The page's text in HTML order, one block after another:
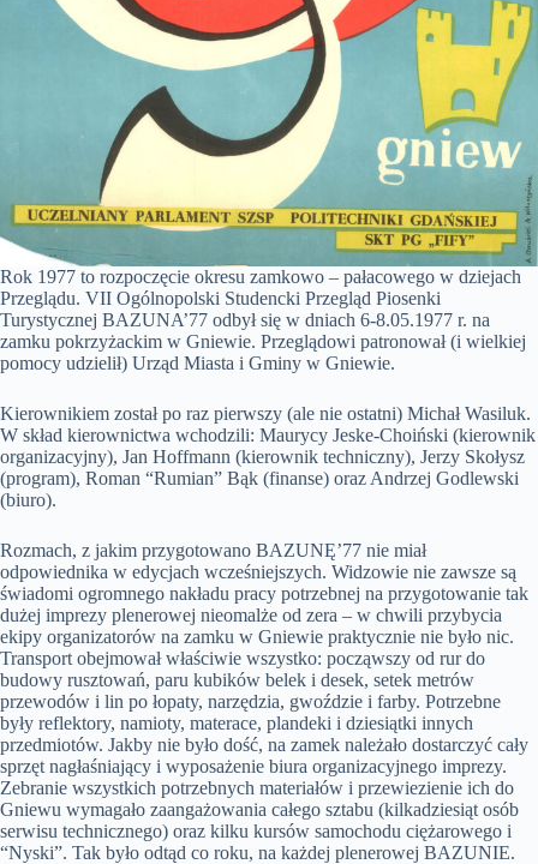
Rok 1977 to rozpoczęcie okresu zamkowo – pałacowego w dziejach
Przeglądu. VII Ogólnopolski Studencki Przegląd Piosenki
Turystycznej BAZUNA’77 odbył się w dniach 6-8.05.1977 r. na
zamku pokrzyżackim w Gniewie. Przeglądowi patronował (i wielkiej
pomocy udzielił) Urząd Miasta i Gminy w Gniewie.
Kierownikiem został po raz pierwszy (ale nie ostatni) Michał Wasiluk.
W skład kierownictwa wchodzili: Maurycy Jeske-Choiński (kierownik
organizacyjny), Jan Hoffmann (kierownik techniczny), Jerzy Skołysz
(program), Roman “Rumian” Bąk (finanse) oraz Andrzej Godlewski
(biuro).
Rozmach, z jakim przygotowano BAZUNĘ’77 nie miał
odpowiednika w edycjach wcześniejszych. Widzowie nie zawsze są
świadomi ogromnego nakładu pracy potrzebnej na przygotowanie tak
dużej imprezy plenerowej nieomalże od zera – w chwili przybycia
ekipy organizatorów na zamku w Gniewie praktycznie nie było nic.
Transport obejmował właściwie wszystko: począwszy od rur do
budowy rusztowań, paru kubików belek i desek, setek metrów
przewodów i lin po łopaty, narzędzia, gwoździe i farby. Potrzebne
były reflektory, namioty, materace, plandeki i dziesiątki innych
przedmiotów. Jakby nie było dość, na zamek należało dostarczyć cały
sprzęt nagłaśniający i wyposażenie biura organizacyjnego imprezy.
Zebranie wszystkich potrzebnych materiałów i przewiezienie ich do
Gniewu wymagało zaangażowania całego sztabu (kilkadziesiąt osób
serwisu technicznego) oraz kilku kursów samochodu ciężarowego i
“Nyski”. Tak było odtąd co roku, na każdej plenerowej BAZUNIE.